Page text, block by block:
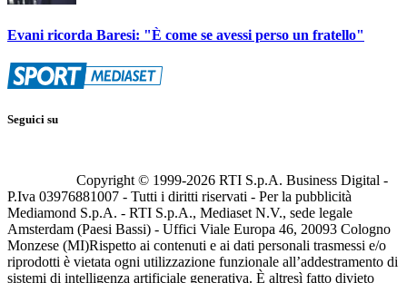
Evani ricorda Baresi: "È come se avessi perso un fratello"
Seguici su
Copyright © 1999-2026 RTI S.p.A. Business Digital -
P.Iva 03976881007 - Tutti i diritti riservati - Per la pubblicità
Mediamond S.p.A. - RTI S.p.A., Mediaset N.V., sede legale
Amsterdam (Paesi Bassi) - Uffici Viale Europa 46, 20093 Cologno
Monzese (MI)Rispetto ai contenuti e ai dati personali trasmessi e/o
riprodotti è vietata ogni utilizzazione funzionale all’addestramento di
sistemi di intelligenza artificiale generativa. È altresì fatto divieto